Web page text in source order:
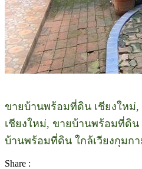
ขายบ้านพร้อมที่ดิน เชียงใหม่
เชียงใหม่, ขายบ้านพร้อมที่ดิ
บ้านพร้อมที่ดิน ใกล้เวียงกุมก
Share :